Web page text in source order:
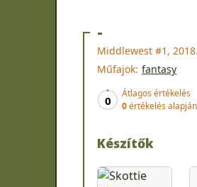
-
Middlewest #1,
Műfajok: fantasy
0
Átlagos értékelés
0értékelés alapján
Készítők